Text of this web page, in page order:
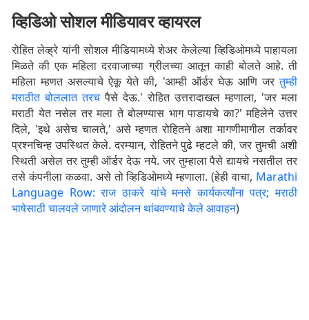
व्हिडिओ सोशल मीडियावर व्हायरल
रोहित लेव्ह्रे यांनी सोशल मीडियामध्ये शेअर केलेल्या व्हिडिओमध्ये पाहायला
मिळते की एक महिला दरवाजाच्या ग्रीलच्या आतून काही बोलते आहे. ती
महिला म्हणत असल्याचे ऐकू येते की, 'आम्ही ऑर्डर घेऊ आणि जरतुम्ही
मराठीत बोललात तरच पैसे देऊ.' रोहित उत्तरादाखल म्हणाला, 'जर मला
मराठी येत नसेल तर मला ते बोलण्यास भाग पाडायचे का?' महिलेने उत्तर
दिले, 'इथे असेच चालते,' असे म्हणत रोहितने अशा मागणीमागील तर्कावर
प्रश्नचिन्ह उपस्थित केले. दरम्यान, रोहितने पुढे म्हटले की, जर तुमची अशी
स्थिती असेल तर तुम्ही ऑर्डर देऊ नये. जर तुम्हाला पैसे द्यायचे नसतील तर
तसे कंपनीला कळवा. असे तो व्हिडिओमध्ये म्हणाला. (हेही वाचा, Marathi
Language Row: राज ठाकरे यांचे मनसे कार्यकर्त्यांना पत्र; मराठी
भाषेसाठी चालवले जाणारे आंदोलन थांबवण्याचे केले आवाहन)